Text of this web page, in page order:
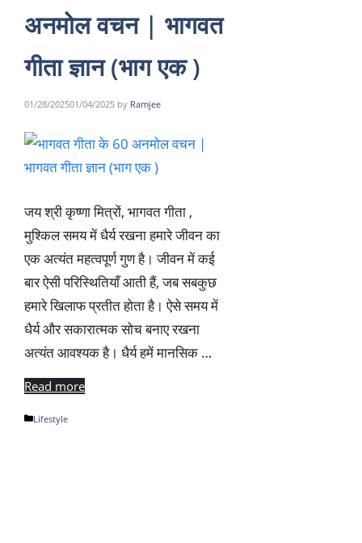
अनमोल वचन | भागवत
गीता ज्ञान (भाग एक )
01/28/202501/04/2025 by Ramjee
जय श्री कृष्णा मित्रों, भागवत गीता ,
मुश्किल समय में धैर्य रखना हमारे जीवन का
एक अत्यंत महत्वपूर्ण गुण है। जीवन में कई
बार ऐसी परिस्थितियाँ आती हैं, जब सबकुछ
हमारे खिलाफ प्रतीत होता है। ऐसे समय में
धैर्य और सकारात्मक सोच बनाए रखना
अत्यंत आवश्यक है। धैर्य हमें मानसिक …
Read more
Categories
Lifestyle